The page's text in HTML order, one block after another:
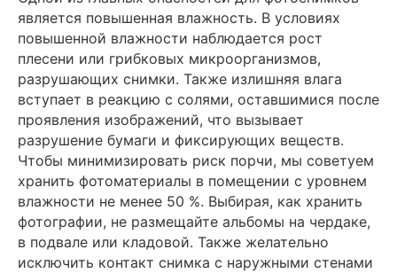
является повышенная влажность. В условиях
повышенной влажности наблюдается рост
плесени или грибковых микроорганизмов,
разрушающих снимки. Также излишняя влага
вступает в реакцию с солями, оставшимися после
проявления изображений, что вызывает
разрушение бумаги и фиксирующих веществ.
Чтобы минимизировать риск порчи, мы советуем
хранить фотоматериалы в помещении с уровнем
влажности не менее 50 %. Выбирая, как хранить
фотографии, не размещайте альбомы на чердаке,
в подвале или кладовой. Также желательно
исключить контакт снимка с наружными стенами